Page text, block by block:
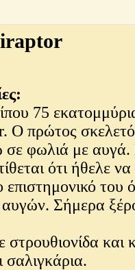
75
Ο πρώτος
φωλιά με αυγά.
ότι ήθελε
του
Σήμερα
και
σαλιγκάρια.